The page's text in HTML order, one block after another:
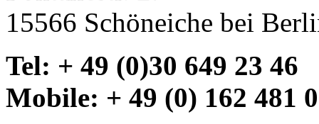
15566 Schöneiche bei
Tel: + 49 (0)30 649 23 46
Mobile: + 49 (0) 162 481